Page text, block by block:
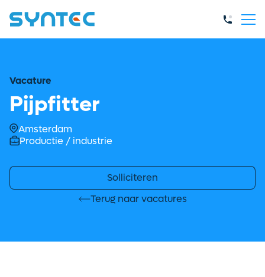
Vacature
Pijpfitter
Amsterdam
Productie / industrie
Solliciteren
Terug naar vacatures